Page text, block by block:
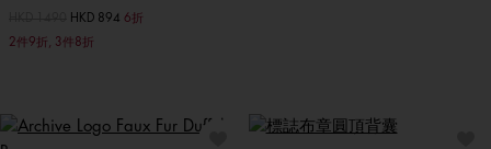
至HKD 894 6折
2件9折, 3件8折